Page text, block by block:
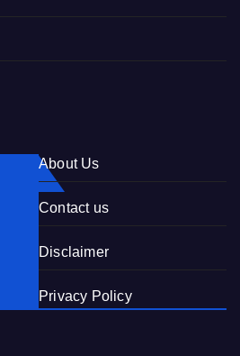
About Us
Contact us
Disclaimer
Privacy Policy